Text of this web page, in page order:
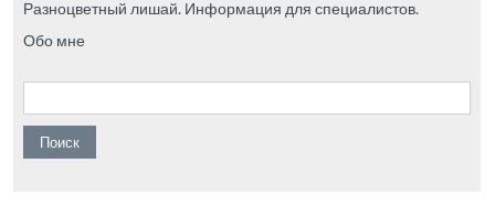
Разноцветный лишай. Информация для специалистов.
Обо мне
Найти: